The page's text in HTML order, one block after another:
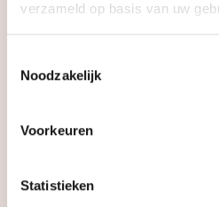
verzameld op basis van uw
Noodzakelijk
Voorkeuren
Statistieken